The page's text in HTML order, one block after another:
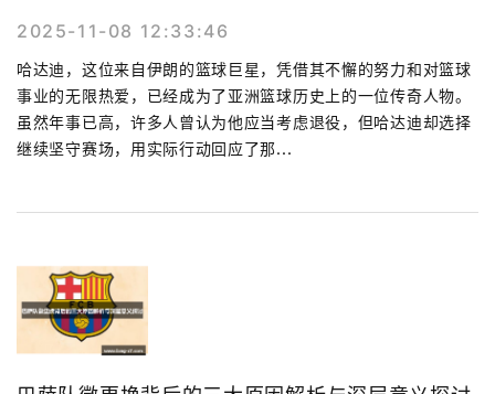
2025-11-08 12:33:46
哈达迪，这位来自伊朗的篮球巨星，凭借其不懈的努力和对篮球
事业的无限热爱，已经成为了亚洲篮球历史上的一位传奇人物。
虽然年事已高，许多人曾认为他应当考虑退役，但哈达迪却选择
继续坚守赛场，用实际行动回应了那...